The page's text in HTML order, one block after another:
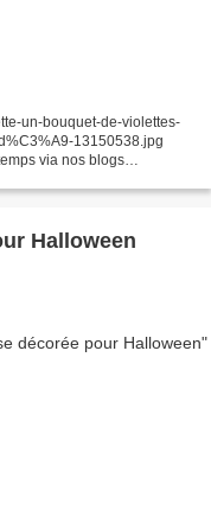
un-bouquet-de-violettes-
13150538.jpg
via nos blogs
Halloween